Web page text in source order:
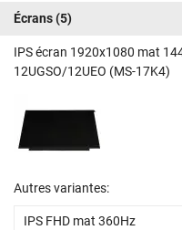
Écrans(5)
IPS écran 1920x1080 mat
12UGSO/12UEO (MS-17K4)
Autres variantes:
IPS FHD mat 360Hz